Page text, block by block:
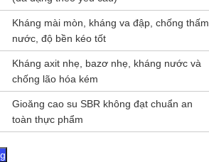
Kháng mài mòn, kháng va đập, chống thấm
nước, độ bền kéo tốt
Kháng axit nhẹ, bazơ nhẹ, kháng nước và
chống lão hóa kém
Gioăng cao su SBR không đạt chuẩn an
toàn thực phẩm